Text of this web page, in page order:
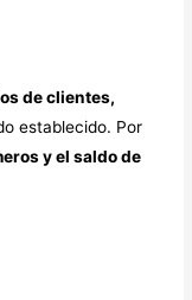
de clientes,
establecido. Por
y el saldo de